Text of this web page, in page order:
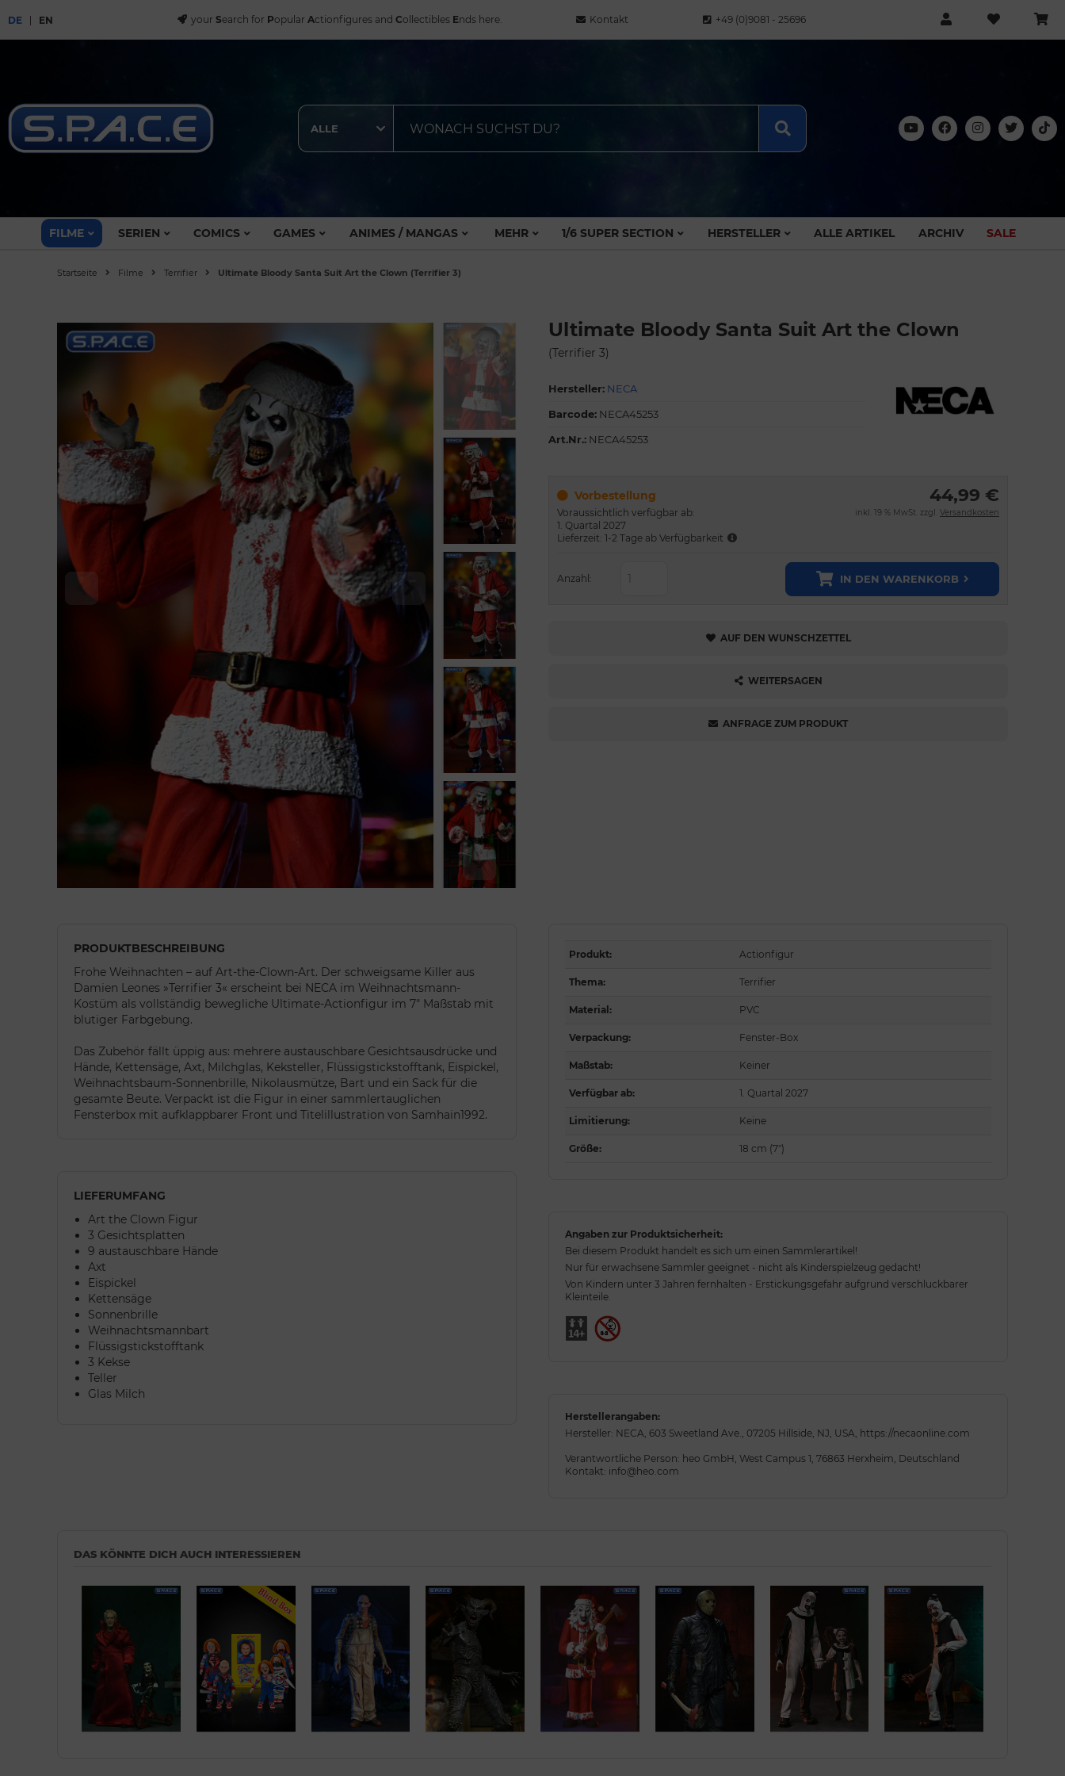
DE EN your Search for Popular Actionfigures and Collectibles Ends here. Kontakt +49 (0)9081 - 25696
ALLE
FILME SERIEN COMICS GAMES ANIMES / MANGAS MEHR 1/6 SUPER SECTION HERSTELLER ALLE ARTIKEL ARCHIV SALE
Startseite Filme Terrifier Ultimate Bloody Santa Suit Art the Clown (Terrifier 3)
Ultimate Bloody Santa Suit Art the Clown
(Terrifier 3)
Hersteller: NECA
Barcode: NECA45253
Art.Nr.: NECA45253
Vorbestellung
Voraussichtlich verfügbar ab:
1. Quartal 2027
Lieferzeit: 1-2 Tage ab Verfügbarkeit
44,99 €
inkl. 19 % MwSt. zzgl. Versandkosten
Anzahl: IN DEN WARENKORB
AUF DEN WUNSCHZETTEL
WEITERSAGEN
ANFRAGE ZUM PRODUKT
PRODUKTBESCHREIBUNG
Frohe Weihnachten – auf Art-the-Clown-Art. Der schweigsame Killer aus
Damien Leones »Terrifier 3« erscheint bei NECA im Weihnachtsmann-
Kostüm als vollständig bewegliche Ultimate-Actionfigur im 7" Maßstab mit
blutiger Farbgebung.
Das Zubehör fällt üppig aus: mehrere austauschbare Gesichtsausdrücke und
Hände, Kettensäge, Axt, Milchglas, Keksteller, Flüssigstickstofftank, Eispickel,
Weihnachtsbaum-Sonnenbrille, Nikolausmütze, Bart und ein Sack für die
gesamte Beute. Verpackt ist die Figur in einer sammlertauglichen
Fensterbox mit aufklappbarer Front und Titelillustration von Samhain1992.
LIEFERUMFANG
Art the Clown Figur
3 Gesichtsplatten
9 austauschbare Hände
Axt
Eispickel
Kettensäge
Sonnenbrille
Weihnachtsmannbart
Flüssigstickstofftank
3 Kekse
Teller
Glas Milch
Produkt: Actionfigur
Thema: Terrifier
Material: PVC
Verpackung: Fenster-Box
Maßstab: Keiner
Verfügbar ab: 1. Quartal 2027
Limitierung: Keine
Größe: 18 cm (7")
Angaben zur Produktsicherheit:
Bei diesem Produkt handelt es sich um einen Sammlerartikel!
Nur für erwachsene Sammler geeignet - nicht als Kinderspielzeug gedacht!
Von Kindern unter 3 Jahren fernhalten - Erstickungsgefahr aufgrund verschluckbarer
Kleinteile.
Herstellerangaben:
Hersteller: NECA, 603 Sweetland Ave., 07205 Hillside, NJ, USA, https://necaonline.com
Verantwortliche Person: heo GmbH, West Campus 1, 76863 Herxheim, Deutschland
Kontakt: info@heo.com
DAS KÖNNTE DICH AUCH INTERESSIEREN